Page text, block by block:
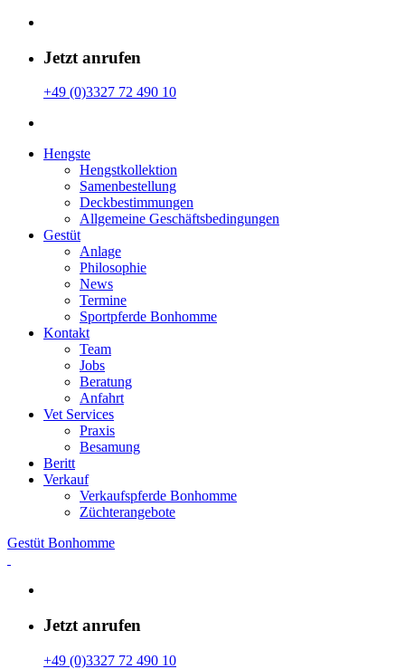
Jetzt anrufen
+49 (0)3327 72 490 10
Hengste
Hengstkollektion
Samenbestellung
Deckbestimmungen
Allgemeine Geschäfts­bedingungen
Gestüt
Anlage
Philosophie
News
Termine
Sportpferde Bonhomme
Kontakt
Team
Jobs
Beratung
Anfahrt
Vet Services
Praxis
Besamung
Beritt
Verkauf
Verkaufspferde Bonhomme
Züchterangebote
Gestüt Bonhomme
Jetzt anrufen
+49 (0)3327 72 490 10